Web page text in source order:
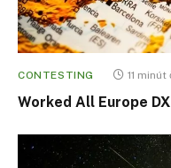
CONTESTING 11
Worked All Europe